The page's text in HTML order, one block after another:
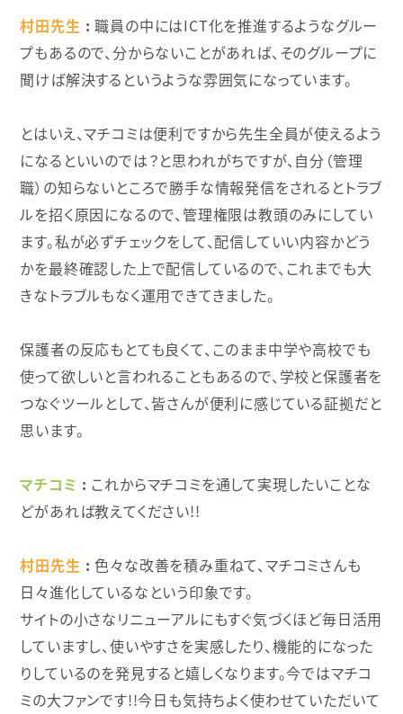
村田先生
職員の中にはICT化を推進するようなグルー
プもあるので、分からないことがあれば、そのグループに
聞けば解決するというような雰囲気になっています。
とはいえ、マチコミは便利ですから先生全員が使えるよう
になるといいのでは？と思われがちですが、自分（管理
職）の知らないところで勝手な情報発信をされるとトラブ
ルを招く原因になるので、管理権限は教頭のみにしてい
ます。私が必ずチェックをして、配信していい内容かどう
かを最終確認した上で配信しているので、これまでも大
きなトラブルもなく運用できてきました。
保護者の反応もとても良くて、このまま中学や高校でも
使って欲しいと言われることもあるので、学校と保護者を
つなぐツールとして、皆さんが便利に感じている証拠だと
思います。
マチコミ
これからマチコミを通して実現したいことな
どがあれば教えてください!!
村田先生
色々な改善を積み重ねて、マチコミさんも
日々進化しているなという印象です。
サイトの小さなリニューアルにもすぐ気づくほど毎日活用
していますし、使いやすさを実感したり、機能的になった
りしているのを発見すると嬉しくなります。今ではマチコ
ミの大ファンです!!今日も気持ちよく使わせていただいて